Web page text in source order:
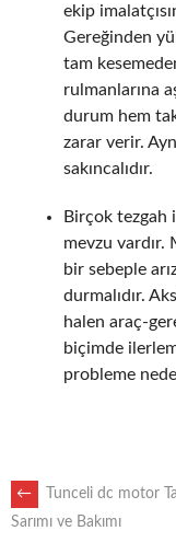
ekip
Gereğinden
tam
rulmanlarına
durum hem
zarar verir.
sakıncalıdır.
Birçok tezgah
mevzu vardır.
bir sebeple
durmalıdır.
halen araç-
biçimde
probleme
POST
←
Tunceli dc motor
Sarımı ve Bakımı